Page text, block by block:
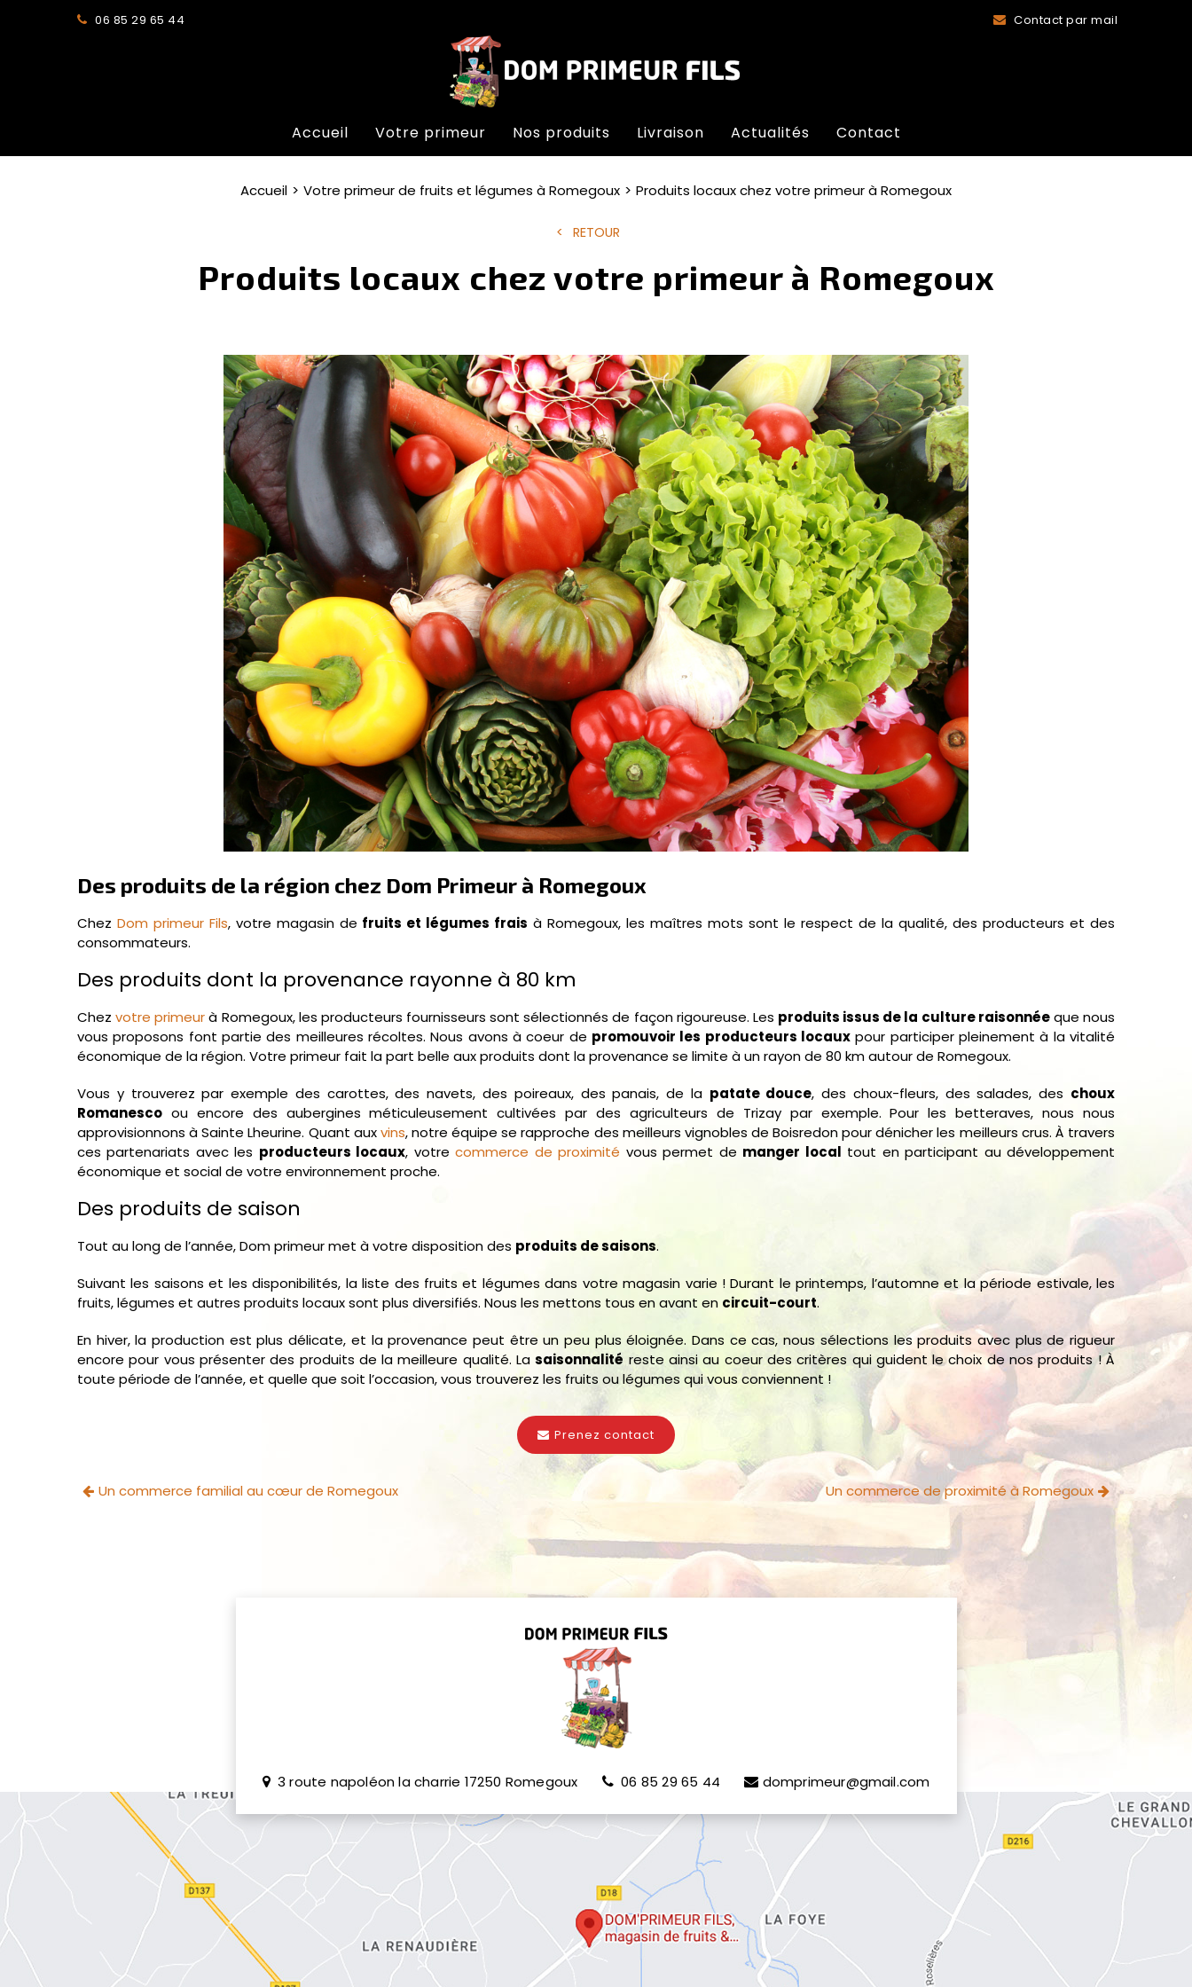
06 85 29 65 44 Contact par mail
Accueil Votre primeur Nos produits Livraison Actualités Contact
Accueil Votre primeur de fruits et légumes à Romegoux Produits locaux chez votre primeur à Romegoux
RETOUR
Produits locaux chez votre primeur à Romegoux
Des produits de la région chez Dom Primeur à Romegoux
Chez Dom primeur Fils, votre magasin de fruits et légumes frais à Romegoux, les maîtres mots sont le respect de la qualité, des producteurs et des
consommateurs.
Des produits dont la provenance rayonne à 80 km
Chezvotre primeurà Romegoux, les producteurs fournisseurs sont sélectionnés de façon rigoureuse. Les produits issus de la culture raisonnéeque nous
vous proposons font partie des meilleures récoltes. Nous avons à coeur de promouvoir les producteurs locaux pour participer pleinement à la vitalité
économique de la région. Votre primeur fait la part belle aux produits dont la provenance se limite à un rayon de 80 km autour de Romegoux.
Vous y trouverez par exemple des carottes, des navets, des poireaux, des panais, de la patate douce, des choux-fleurs, des salades, des choux
Romanesco ou encore des aubergines méticuleusement cultivées par des agriculteurs de Trizay par exemple. Pour les betteraves, nous nous
approvisionnons à Sainte Lheurine. Quant auxvins, notre équipe se rapproche des meilleurs vignobles de Boisredon pour dénicher les meilleurs crus. À travers
ces partenariats avec les producteurs locaux, votrecommerce de proximité vous permet de manger local tout en participant au développement
économique et social de votre environnement proche.
Des produits de saison
Tout au long de l’année, Dom primeur met à votre disposition des produits de saisons.
Suivant les saisons et les disponibilités, la liste des fruits et légumes dans votre magasin varie ! Durant le printemps, l’automne et la période estivale, les
fruits, légumes et autres produits locaux sont plus diversifiés. Nous les mettons tous en avant en circuit-court.
En hiver, la production est plus délicate, et la provenance peut être un peu plus éloignée. Dans ce cas, nous sélections les produits avec plus de rigueur
encore pour vous présenter des produits de la meilleure qualité. Lasaisonnalité reste ainsi au coeur des critères qui guident le choix de nos produits ! À
toute période de l’année, et quelle que soit l’occasion, vous trouverez les fruits ou légumes qui vous conviennent !
Prenez contact
Un commerce familial au cœur de Romegoux Un commerce de proximité à Romegoux
3 route napoléon la charrie 17250 Romegoux 06 85 29 65 44 domprimeur@gmail.com